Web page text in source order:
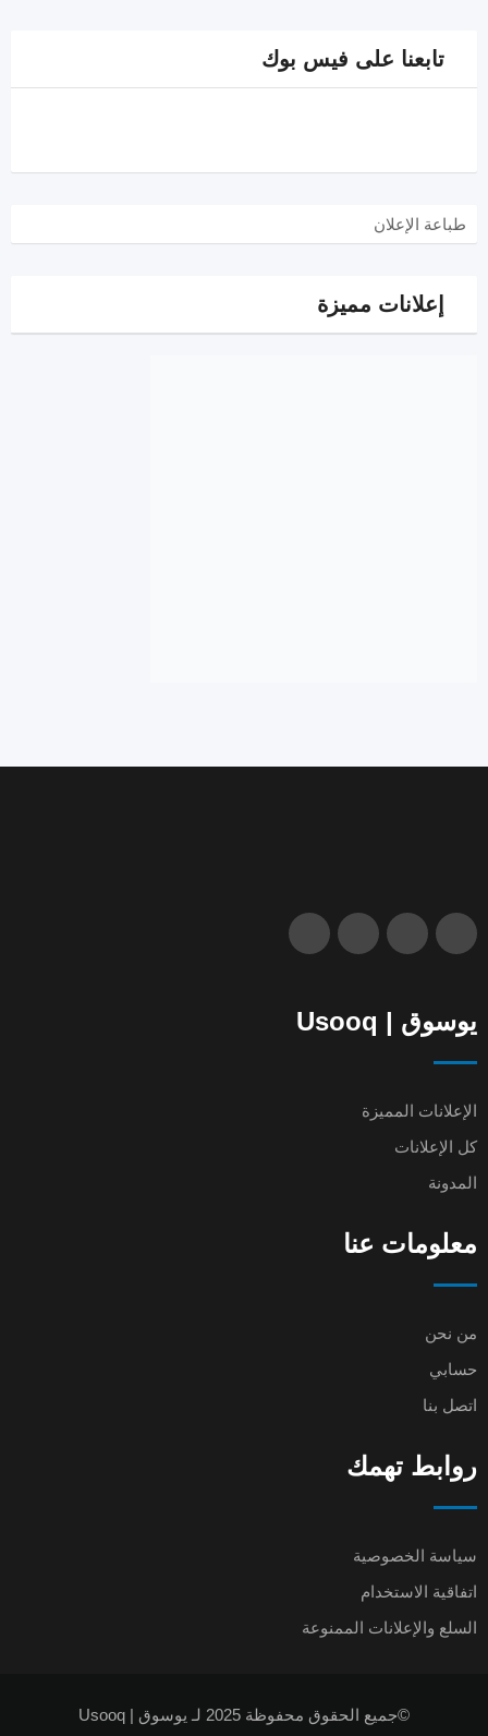
تابعنا على فيس بوك
طباعة الإعلان
إعلانات مميزة
يوسوق | Usooq
الإعلانات المميزة
كل الإعلانات
المدونة
معلومات عنا
من نحن
حسابي
اتصل بنا
روابط تهمك
سياسة الخصوصية
اتفاقية الاستخدام
السلع والإعلانات الممنوعة
©جميع الحقوق محفوظة 2025 لـ يوسوق | Usooq